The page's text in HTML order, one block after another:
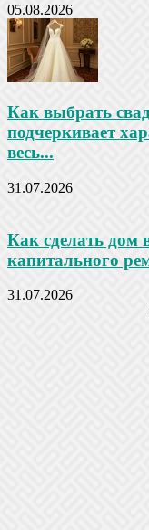
05.08.2026
Как выбрать
подчеркивает
весь...
31.07.2026
Как сделать дом
капитального
31.07.2026